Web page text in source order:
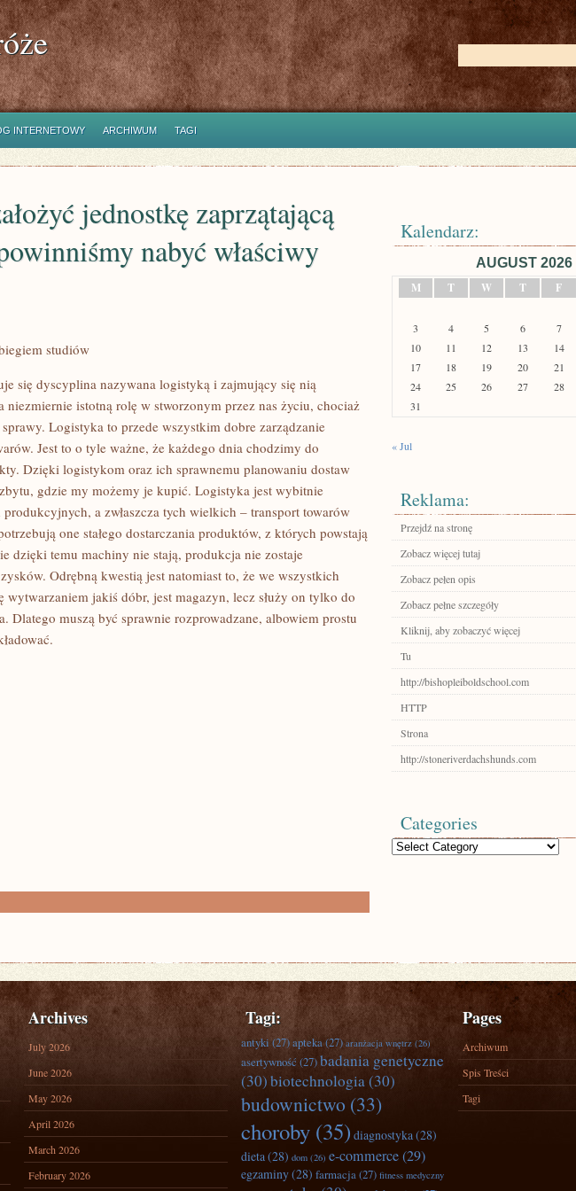
INTERNETOWY ARCHIWUM TAGI
jednostkę zaprzątającą
nabyć właściwy
studiów
się dyscyplina nazywana logistyką i zajmujący się nią
niezmiernie istotną rolę w stworzonym przez nas życiu, chociaż
Logistyka to przede wszystkim dobre zarządzanie
Jest to o tyle ważne, że każdego dnia chodzimy do
Dzięki logistykom oraz ich sprawnemu planowaniu dostaw
gdzie my możemy je kupić. Logistyka jest wybitnie
produkcyjnych, a zwłaszcza tych wielkich – transport towarów
one stałego dostarczania produktów, z których powstają
dzięki temu machiny nie stają, produkcja nie zostaje
Odrębną kwestią jest natomiast to, że we wszystkich
wytwarzaniem jakiś dóbr, jest magazyn, lecz służy on tylko do
Dlatego muszą być sprawnie rozprowadzane, albowiem prostu
Kalendarz:
AUGUST 2026
M
T W T F
3
4 5 6 7
10
11 12 13 14
17
18 19 20 21
24
25 26 27 28
31
« Jul
Reklama:
Przejdź na stronę
Zobacz więcej tutaj
Zobacz pełen opis
Zobacz pełne szczegóły
Kliknij, aby zobaczyć więcej
Tu
http://bishopleiboldschool.com
HTTP
Strona
http://stoneriverdachshunds.com
Categories
Categories
Archives
July 2026
June 2026
May 2026
April 2026
March 2026
February 2026
Tagi:
antyki(27)apteka(27) aranżacja wnętrz (26)
asertywność (27)badania genetyczne
(30)biotechnologia(30)
budownictwo (33)
choroby (35) diagnostyka(28)
dieta(28) dom (26) e-commerce(29)
egzaminy(28) farmacja(27) fitness medyczny
Pages
Archiwum
Spis Treści
Tagi